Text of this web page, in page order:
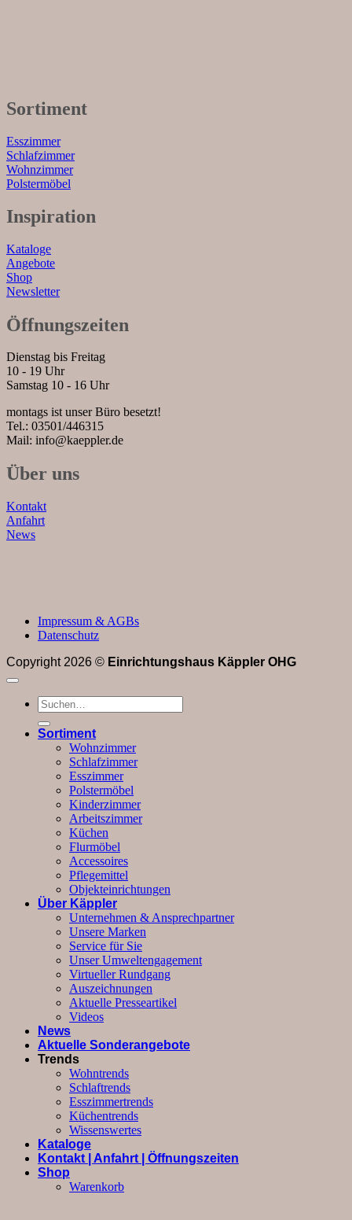
Sortiment
Esszimmer
Schlafzimmer
Wohnzimmer
Polstermöbel
Inspiration
Kataloge
Angebote
Shop
Newsletter
Öffnungszeiten
Dienstag bis Freitag
10 - 19 Uhr
Samstag 10 - 16 Uhr
montags ist unser Büro besetzt!
Tel.: 03501/446315
Mail: info@kaeppler.de
Über uns
Kontakt
Anfahrt
News
Impressum & AGBs
Datenschutz
Copyright 2026 © Einrichtungshaus Käppler OHG
Suchen
nach:
Sortiment
Wohnzimmer
Schlafzimmer
Esszimmer
Polstermöbel
Kinderzimmer
Arbeitszimmer
Küchen
Flurmöbel
Accessoires
Pflegemittel
Objekteinrichtungen
Über Käppler
Unternehmen & Ansprechpartner
Unsere Marken
Service für Sie
Unser Umweltengagement
Virtueller Rundgang
Auszeichnungen
Aktuelle Presseartikel
Videos
News
Aktuelle Sonderangebote
Trends
Wohntrends
Schlaftrends
Esszimmertrends
Küchentrends
Wissenswertes
Kataloge
Kontakt | Anfahrt | Öffnungszeiten
Shop
Warenkorb